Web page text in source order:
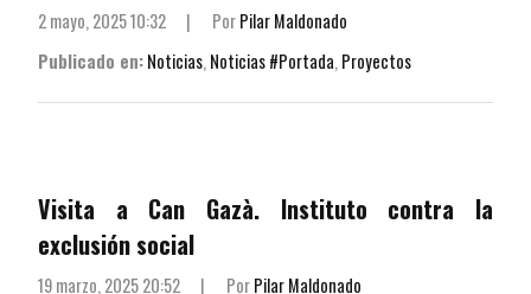
2 mayo, 2025 10:32 | PorPilar Maldonado
Publicado en:Noticias,Noticias #Portada,Proyectos
Visita a Can Gazà. Instituto contra la
exclusión social
19 marzo, 2025 20:52 | PorPilar Maldonado